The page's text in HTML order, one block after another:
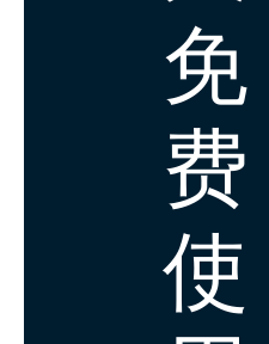
免
费
使